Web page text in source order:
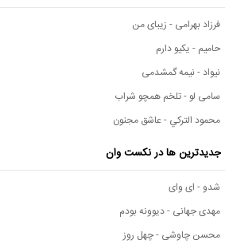
فرزاد بهرامی - زیبای من
حامیم - یکیو دارم
نیواد - نیمه گمشدمی
سامی لو - تلخم همچو شراب
محمود التركي - عاشق مجنون
جدیدترین ها در نکست وان
شدو - ای وای
مهدی جهانی - دیوونه بودم
محسن چاوشی - چهل روز